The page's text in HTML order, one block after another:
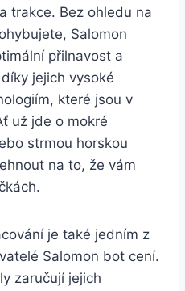
trakce.⁣ Bez⁤ ohledu na
‍Salomon
​přilnavost a
jejich vysoké
které jsou v
už jde o mokré
strmou‍ horskou
⁣na to, že vám
je‍ také jedním⁢ z⁢
Salomon‍ bot cení.
‍zaručují jejich